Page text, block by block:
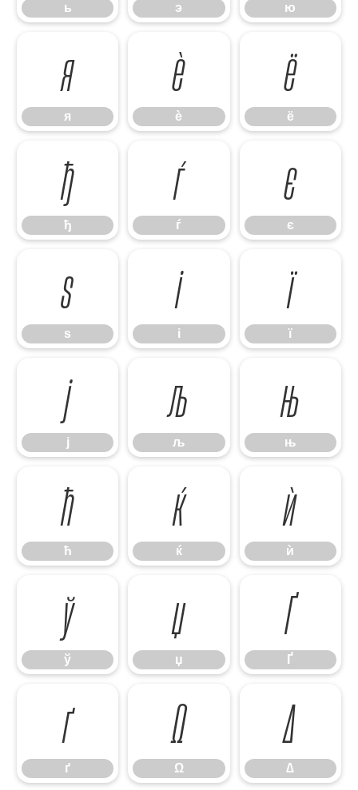
ь э ю
я
я
ѐ
ѐ
ё
ё
ђ
ђ
ѓ
ѓ
є
є
ѕ
ѕ
і
і
ї
ї
ј
ј
љ
љ
њ
њ
ћ
ћ
ќ
ќ
ѝ
ѝ
ў
ў
џ
џ
Ґ
Ґ
ґ
ґ
Ω
Ω
∆
∆